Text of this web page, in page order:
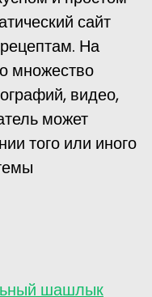
сайт
На
множество
видео,
может
того или иного
шашлык